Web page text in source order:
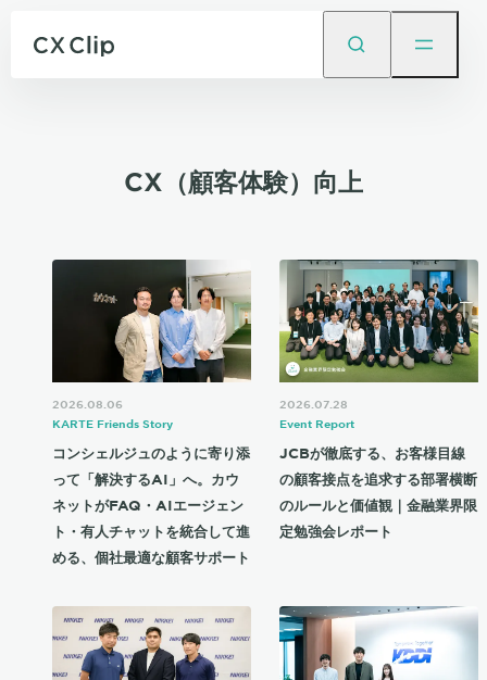
CX（顧客体験）向上
2026.08.06
KARTE Friends Story
コンシェルジュのように寄り添
って「解決するAI」へ。カウ
ネットがFAQ・AIエージェン
ト・有人チャットを統合して進
める、個社最適な顧客サポート
2026.07.28
Event Report
JCBが徹底する、お客様目線
の顧客接点を追求する部署横断
のルールと価値観｜金融業界限
定勉強会レポート